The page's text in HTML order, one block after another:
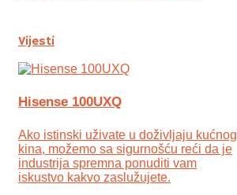
Vijesti
Hisense 100UXQ
Ako istinski uživate u doživljaju kućnog
kina, možemo sa sigurnošću reći da je
industrija spremna ponuditi vam
iskustvo kakvo zaslužujete.